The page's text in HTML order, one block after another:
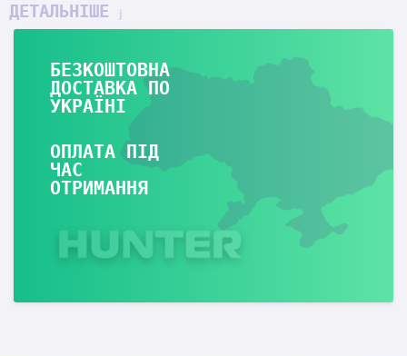
ДЕТАЛЬНІШЕ
БЕЗКОШТОВНА
ДОСТАВКА ПО
УКРАЇНІ
ОПЛАТА ПІД
ЧАС
ОТРИМАННЯ